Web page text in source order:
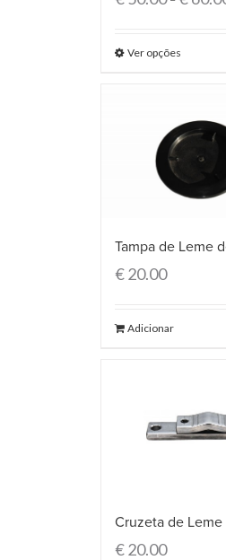
Ver opções
Tampa de Leme
€20.00
Adicionar
Cruzeta de Leme
€20.00